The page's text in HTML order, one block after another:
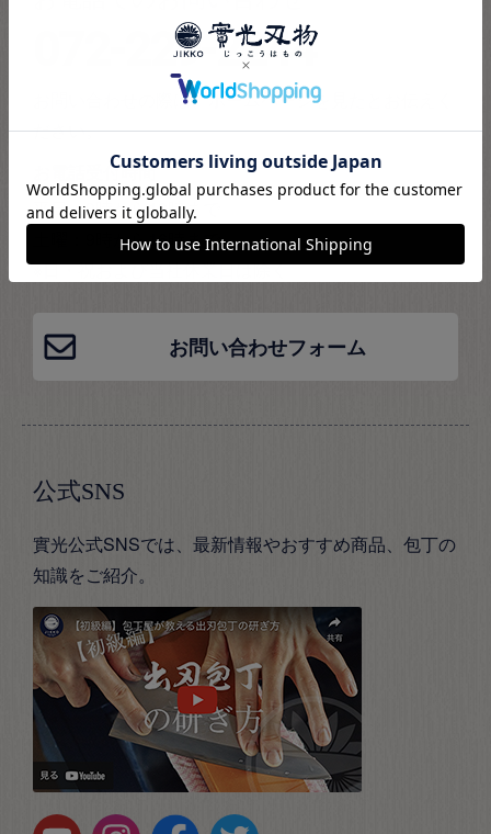
072-229-2244
お問い合わせの際は、ホームページを見たとお伝えく
ださい。
お電話受付時間
平日：9時から18時まで
土曜：9時から16時まで
※日・祝および当社休業日は除く
お問い合わせフォーム
公式SNS
實光公式SNSでは、最新情報やおすすめ商品、包丁の
知識をご紹介。